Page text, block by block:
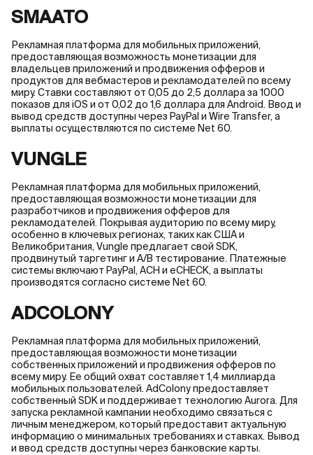
SMAATO
Рекламная платформа для мобильных приложений,
предоставляющая возможность монетизации для
владельцев приложений и продвижения офферов и
продуктов для вебмастеров и рекламодателей по всему
миру. Ставки составляют от 0,05 до 2,5 доллара за 1000
показов для iOS и от 0,02 до 1,6 доллара для Android. Ввод и
вывод средств доступны через PayPal и Wire Transfer, а
выплаты осуществляются по системе Net 60.
VUNGLE
Рекламная платформа для мобильных приложений,
предоставляющая возможности монетизации для
разработчиков и продвижения офферов для
рекламодателей. Покрывая аудиторию по всему миру,
особенно в ключевых регионах, таких как США и
Великобритания, Vungle предлагает свой SDK,
продвинутый таргетинг и A/B тестирование. Платежные
системы включают PayPal, ACH и eCHECK, а выплаты
производятся согласно системе Net 60.
ADCOLONY
Рекламная платформа для мобильных приложений,
предоставляющая возможности монетизации
собственных приложений и продвижения офферов по
всему миру. Ее общий охват составляет 1,4 миллиарда
мобильных пользователей. AdColony предоставляет
собственный SDK и поддерживает технологию Aurora. Для
запуска рекламной кампании необходимо связаться с
личным менеджером, который предоставит актуальную
информацию о минимальных требованиях и ставках. Вывод
и ввод средств доступны через банковские карты.